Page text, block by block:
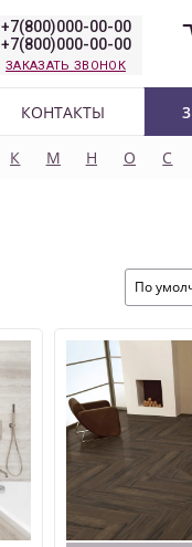
+7(800)000-00-00
+7(800)000-00-00
ЗАКАЗАТЬ ЗВОНОК
КОНТАКТЫ
К М Н О С
По